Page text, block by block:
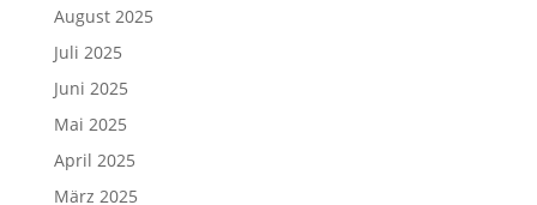
August 2025
Juli 2025
Juni 2025
Mai 2025
April 2025
März 2025